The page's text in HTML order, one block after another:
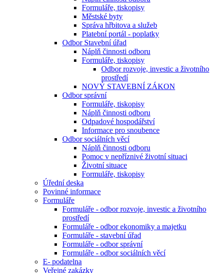
Formuláře, tiskopisy
Městské byty
Správa hřbitova a služeb
Platební portál - poplatky
Odbor Stavební úřad
Náplň činnosti odboru
Formuláře, tiskopisy
Odbor rozvoje, investic a životního
prostředí
NOVÝ STAVEBNÍ ZÁKON
Odbor správní
Formuláře, tiskopisy
Náplň činnosti odboru
Odpadové hospodářství
Informace pro snoubence
Odbor sociálních věcí
Náplň činnosti odboru
Pomoc v nepříznivé životní situaci
Životní situace
Formuláře, tiskopisy
Úřední deska
Povinné informace
Formuláře
Formuláře - odbor rozvoje, investic a životního
prostředí
Formuláře - odbor ekonomiky a majetku
Formuláře - stavební úřad
Formuláře - odbor správní
Formuláře - odbor sociálních věcí
E- podatelna
Veřejné zakázky